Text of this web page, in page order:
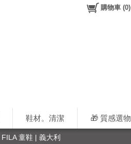
鞋材。清潔 🎁 質感選物
購物車 (0)
FILA 童鞋 | 義大利